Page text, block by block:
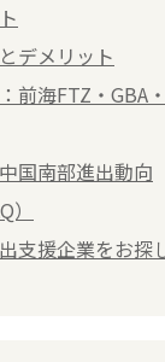
デメリット
前海FTZ・GBA
国南部進出動向
支援企業をお探